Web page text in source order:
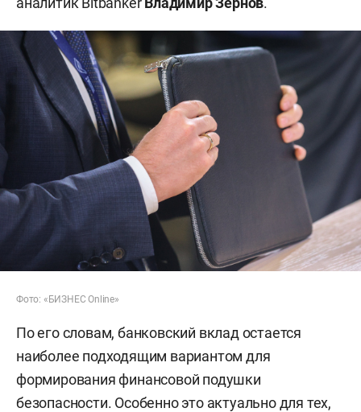
Фото: «БИЗНЕС Online»
По его словам, банковский вклад остается
наиболее подходящим вариантом для
формирования финансовой подушки
безопасности. Особенно это актуально для тех,